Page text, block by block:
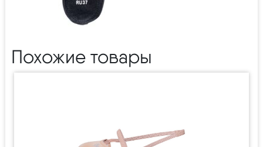
Похожие товары